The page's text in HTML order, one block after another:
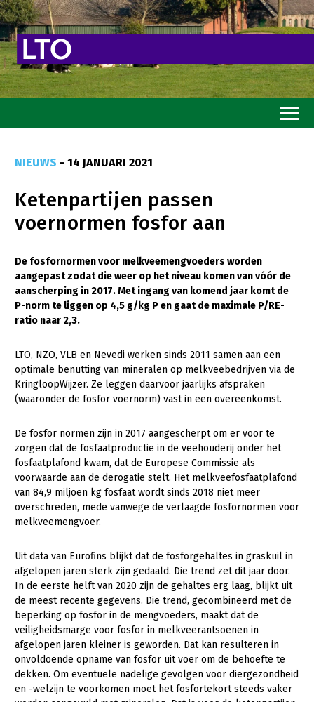
Goed eten
Mooi groen
Sterk ondernemerschap
Transitiepaden
Thema’s
Gezonde dieren
Natuur, klimaat en energie
Platteland en omgeving
Mens, ondernemerschap en onderwijs
Internationaal
Sectoren
Biologische Landbouw
Geitenhouderij
Kalverhouderij
Konijnenhouderij
Melkveehouderij
Plant
Akkerbouw
Biologische Landbouw
Bollenteelt
Bomen, vaste planten en zomerbloemen
Multifunctionele landbouw
Multifunctioneel
Vrouw en Bedrijf
Onderwerpen
Nieuws
Nieuwsabonnement
NIEUWS - 14 JANUARI 2021
Ketenpartijen passen
voernormen fosfor aan
De fosfornormen voor melkveemengvoeders worden
aangepast zodat die weer op het niveau komen van vóór de
aanscherping in 2017. Met ingang van komend jaar komt de
P-norm te liggen op 4,5 g/kg P en gaat de maximale P/RE-
ratio naar 2,3.
LTO, NZO, VLB en Nevedi werken sinds 2011 samen aan een
optimale benutting van mineralen op melkveebedrijven via de
KringloopWijzer. Ze leggen daarvoor jaarlijks afspraken
(waaronder de fosfor voernorm) vast in een overeenkomst.
De fosfor normen zijn in 2017 aangescherpt om er voor te
zorgen dat de fosfaatproductie in de veehouderij onder het
fosfaatplafond kwam, dat de Europese Commissie als
voorwaarde aan de derogatie stelt. Het melkveefosfaatplafond
van 84,9 miljoen kg fosfaat wordt sinds 2018 niet meer
overschreden, mede vanwege de verlaagde fosfornormen voor
melkveemengvoer.
Uit data van Eurofins blijkt dat de fosforgehaltes in graskuil in
afgelopen jaren sterk zijn gedaald. Die trend zet dit jaar door.
In de eerste helft van 2020 zijn de gehaltes erg laag, blijkt uit
de meest recente gegevens. Die trend, gecombineerd met de
beperking op fosfor in de mengvoeders, maakt dat de
veiligheidsmarge voor fosfor in melkveerantsoenen in
afgelopen jaren kleiner is geworden. Dat kan resulteren in
onvoldoende opname van fosfor uit voer om de behoefte te
dekken. Om eventuele nadelige gevolgen voor diergezondheid
en -welzijn te voorkomen moet het fosfortekort steeds vaker